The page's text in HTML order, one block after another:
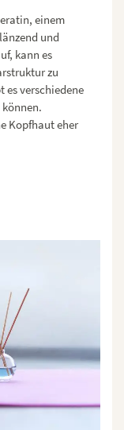
einem
und
kann es
zu
es verschiedene
Kopfhaut eher